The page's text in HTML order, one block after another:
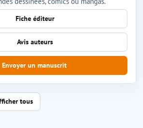
Fiche éditeur
Avis auteurs
Envoyer un manuscrit
tous